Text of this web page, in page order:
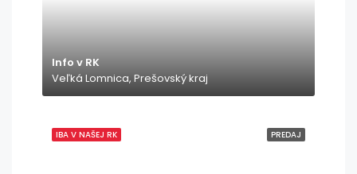
Info v RK
Veľká Lomnica, Prešovský kraj
PREDAJ
IBA V NAŠEJ RK